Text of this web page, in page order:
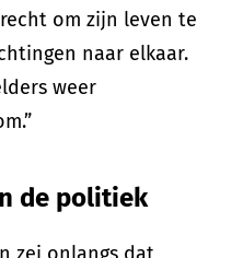
om zijn leven te
naar elkaar.
weer
de politiek